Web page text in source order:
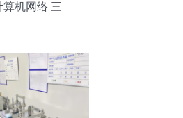
算机网络 三